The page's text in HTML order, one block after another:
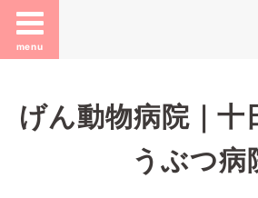
menu
げん動物病院｜十
うぶつ病